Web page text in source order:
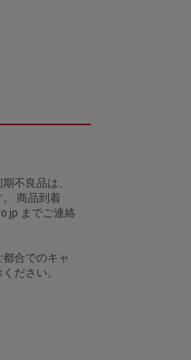
不良品は、
商品到着
までご連絡
合でのキャ
ださい。